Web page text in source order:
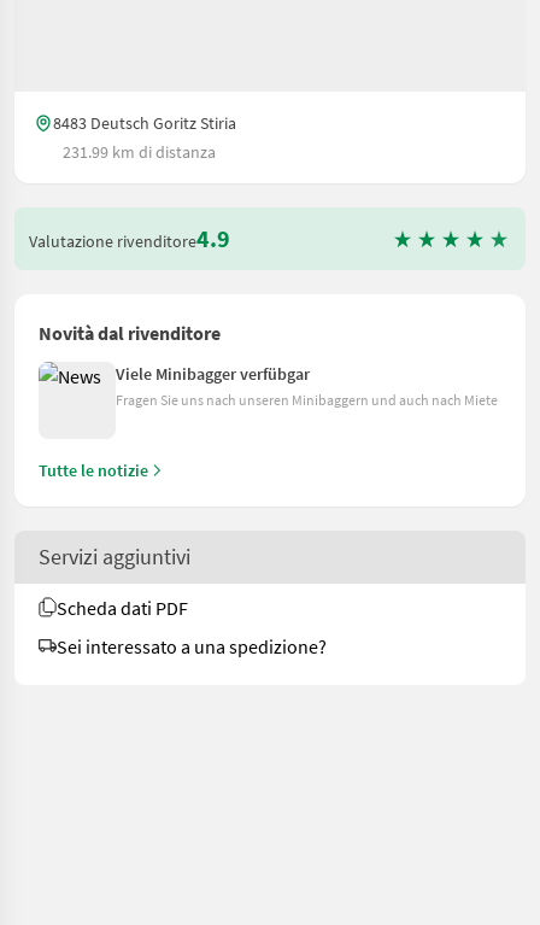
8483 Deutsch Goritz Stiria
231.99 km di distanza
Valutazione rivenditore4.9
Novità dal rivenditore
Viele Minibagger verfübgar
Fragen Sie uns nach unseren Minibaggern und auch nach Miete
Tutte le notizie
Servizi aggiuntivi
Scheda dati PDF
Sei interessato a una spedizione?